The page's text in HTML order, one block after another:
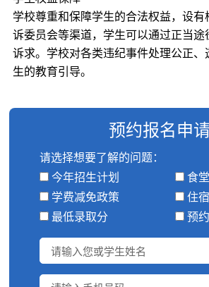
学校尊重和保障学生的合法权益，设有
诉委员会等渠道，学生可以通过正当途
诉求。学校对各类违纪事件处理公正、
生的教育引导。
预约报名申请
请选择想要了解的问题：
今年招生计划
食
学费减免政策
住
最低录取分
预